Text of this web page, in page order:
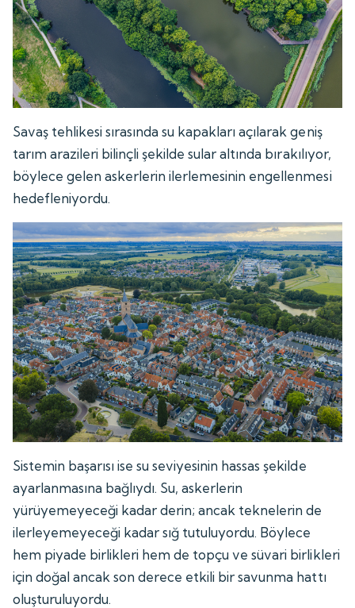
Savaş tehlikesi sırasında su kapakları açılarak geniş
tarım arazileri bilinçli şekilde sular altında bırakılıyor,
böylece gelen askerlerin ilerlemesinin engellenmesi
hedefleniyordu.
Sistemin başarısı ise su seviyesinin hassas şekilde
ayarlanmasına bağlıydı. Su, askerlerin
yürüyemeyeceği kadar derin; ancak teknelerin de
ilerleyemeyeceği kadar sığ tutuluyordu. Böylece
hem piyade birlikleri hem de topçu ve süvari birlikleri
için doğal ancak son derece etkili bir savunma hattı
oluşturuluyordu.